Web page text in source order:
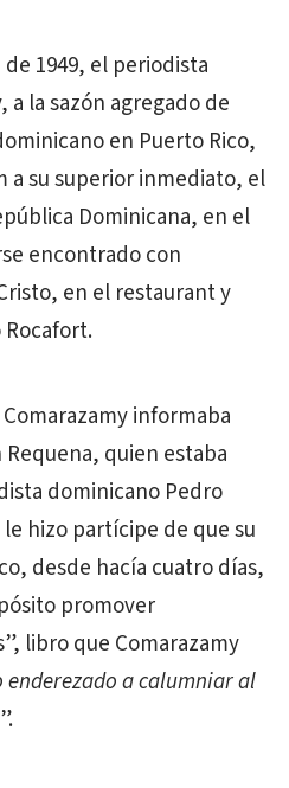
1949, el periodista
a la sazón agregado de
en Puerto Rico,
a su superior inmediato, el
Dominicana, en el
encontrado con
en el restaurant y
informaba
quien estaba
dominicano Pedro
hizo partícipe de que su
desde hacía cuatro días,
promover
libro que Comarazamy
enderezado a calumniar al
”.